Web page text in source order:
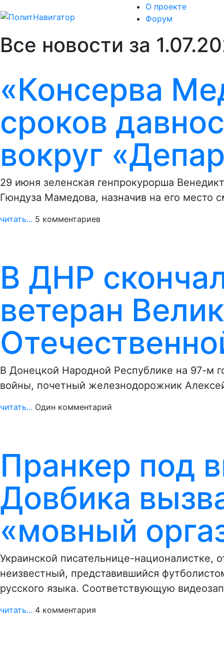
О проекте
Форум
Все новости за
«Консерва
сроков
вокруг
29 июня зеленская генпрокурорша
Гюндуза Мамедова, назначив на его место
читать... 5 комментариев
В ДНР
ветеран
В Донецкой Народной Республике на 97-м
войны, почетный железнодорожник
читать... Один комментарий
Пранкер под
Довбика
«мовный
Украинской писательнице-националистке,
неизвестный, представившийся
русского языка. Соответствующую
читать... 4 комментария